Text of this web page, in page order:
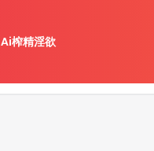
Ai榨精淫欲